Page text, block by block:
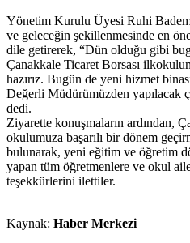
Yönetim Kurulu Üyesi Ruhi
ve geleceğin şekillenmesinde en
dile getirerek, “Dün olduğu gibi
Çanakkale Ticaret Borsası
hazırız. Bugün de yeni hizmet
Değerli Müdürümüzden yapılacak
dedi.
Ziyarette konuşmaların ardından,
okulumuza başarılı bir dönem
bulunarak, yeni eğitim ve öğretim
yapan tüm öğretmenlere ve okul
teşekkürlerini ilettiler.
Kaynak: Haber Merkezi